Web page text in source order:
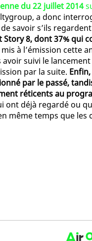
du 22 juillet 2014
a donc
savoir s’ils
8, dont 37% qui
à l’émission cette
suivi le
par la suite.
par le passé,
réticents au
ont déjà regardé ou
même temps que